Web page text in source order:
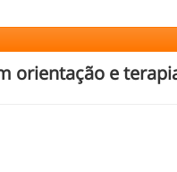
orientação e